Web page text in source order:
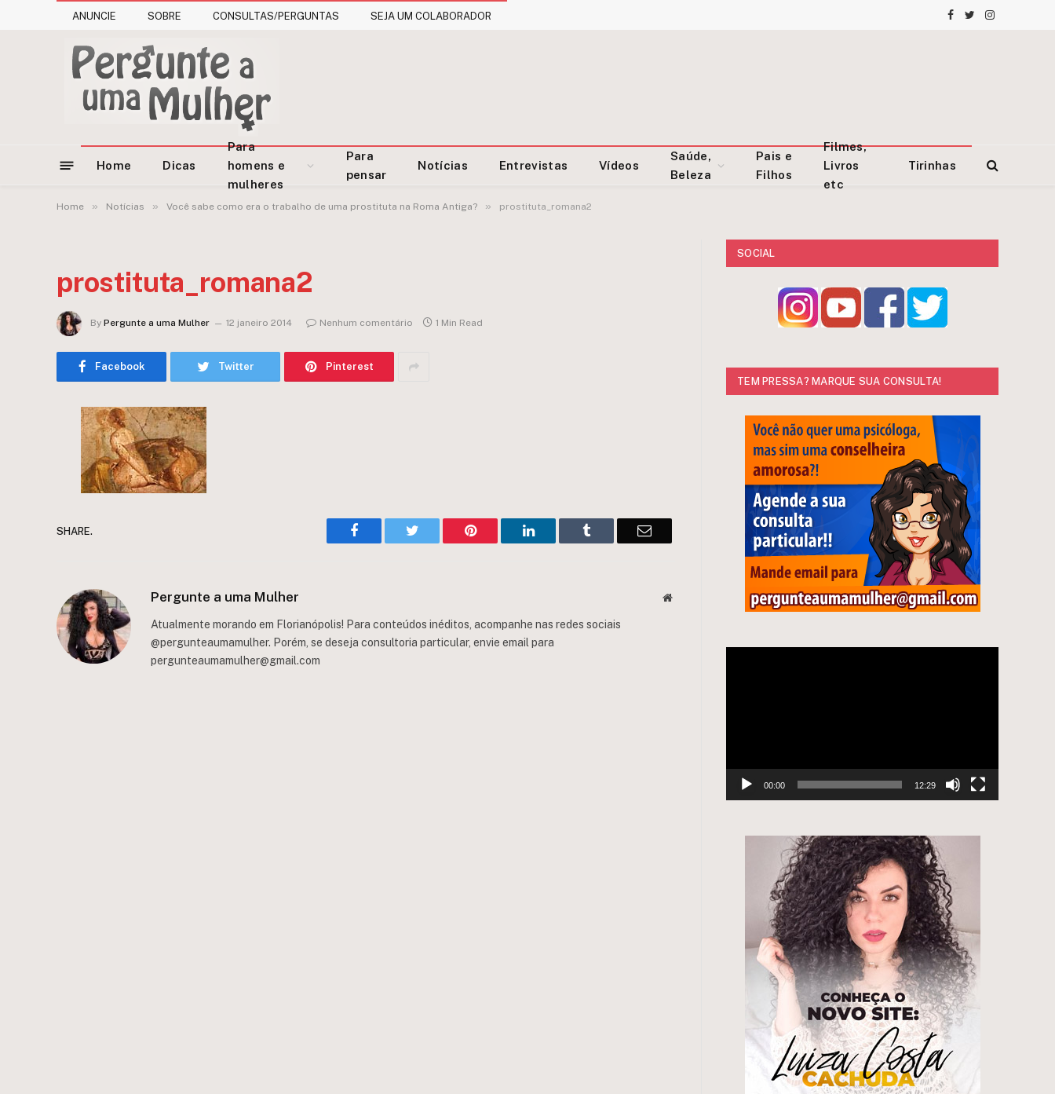
ANUNCIE SOBRE CONSULTAS/PERGUNTAS SEJA UM COLABORADOR Facebook
TwitterInstagram
Home Dicas
Para
homens e
mulheres
Para
pensar
Notícias Entrevistas Vídeos
Saúde,
Beleza
Pais e
Filhos
Filmes,
Livros
etc
Tirinhas
Home » Notícias » Você sabe como era o trabalho de uma prostituta na Roma Antiga? » prostituta_romana2
prostituta_romana2
By Pergunte a uma Mulher 12 janeiro 2014 Nenhum comentário 1 Min Read
Facebook Twitter Pinterest
SHARE. Facebook Twitter Pinterest LinkedIn Tumblr Email
Pergunte a uma Mulher Website
Atualmente morando em Florianópolis! Para conteúdos inéditos, acompanhe nas redes sociais
@pergunteaumamulher. Porém, se deseja consultoria particular, envie email para
pergunteaumamulher@gmail.com
SOCIAL
TEM PRESSA? MARQUE SUA CONSULTA!
00:00 12:29